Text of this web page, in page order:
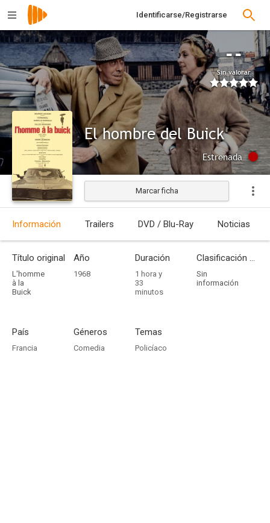
Identificarse/Registrarse
--
Sin valorar
El hombre del Buick
Estrenada
Marcar ficha
Información Trailers DVD / Blu-Ray Noticias
Título original
L'homme
à la
Buick
Año
1968
Duración
1 hora y
33
minutos
Clasificación por edades
Sin
información
País
Francia
Géneros
Comedia
Temas
Policíaco